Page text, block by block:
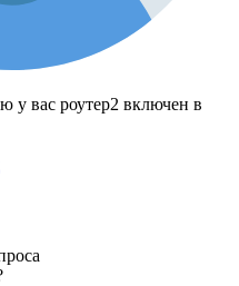
у вас роутер2 включен в